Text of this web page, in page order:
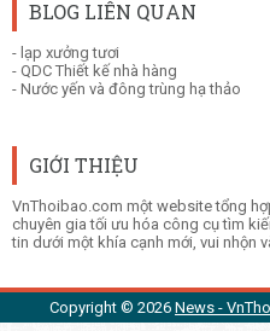
BLOG LIÊN QUAN
- lạp xưởng tươi
- QDC Thiết kế nhà hàng
- Nước yến và đông trùng hạ thảo
GIỚI THIỆU
VnThoibao.com một website tổng
chuyên gia tối ưu hóa công cụ tìm
tin dưới một khía cạnh mới, vui nhộn
Copyright © 2026 News -